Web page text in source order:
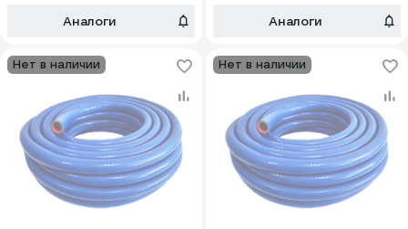
Аналоги Аналоги
Нет в наличии Нет в наличии